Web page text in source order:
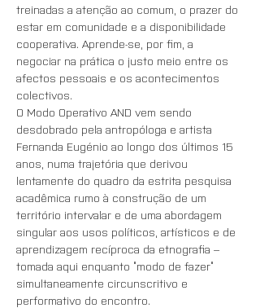
treinadas a atenção ao comum, o prazer do
estar em comunidade e a disponibilidade
cooperativa. Aprende-se, por fim, a
negociar na prática o justo meio entre os
afectos pessoais e os acontecimentos
colectivos.
O Modo Operativo AND vem sendo
desdobrado pela antropóloga e artista
Fernanda Eugénio ao longo dos últimos 15
anos, numa trajetória que derivou
lentamente do quadro da estrita pesquisa
acadêmica rumo à construção de um
território intervalar e de uma abordagem
singular aos usos políticos, artísticos e de
aprendizagem recíproca da etnografia –
tomada aqui enquanto “modo de fazer”
simultaneamente circunscritivo e
performativo do encontro.